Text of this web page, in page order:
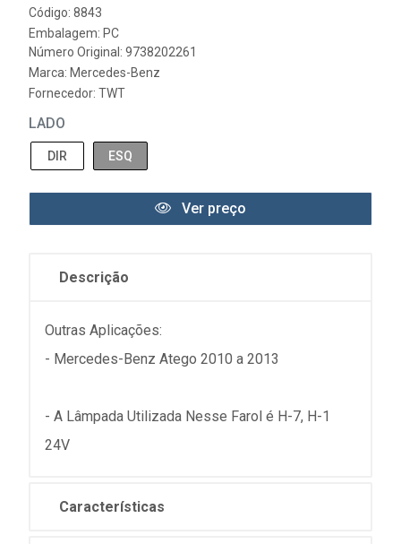
Código: 8843
Embalagem: PC
Número Original: 9738202261
Marca: Mercedes-Benz
Fornecedor: TWT
LADO
DIR ESQ
Ver preço
Descrição
Outras Aplicações:
- Mercedes-Benz Atego 2010 a 2013
- A Lâmpada Utilizada Nesse Farol é H-7, H-1
24V
Características